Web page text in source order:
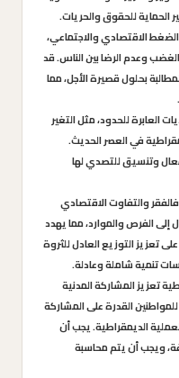
للحقوق والحريات.
الاقتصادي والاجتماعي،
الغضب وعدم الرضا بين الناس. قد
بحلول قصيرة الأجل، مما
العابرة للحدود، مثل التغير
في العصر الحديث.
وتنسيق للتصدي لها
والتفاوت الاقتصادي
الفرص والموارد، مما يهدد
تعزيز التوزيع العادل للثروة
تنمية شاملة وعادلة.
تعزيز المشاركة المدنية
القدرة على المشاركة
الديمقراطية. يجب أن
ويجب أن يتم محاسبة